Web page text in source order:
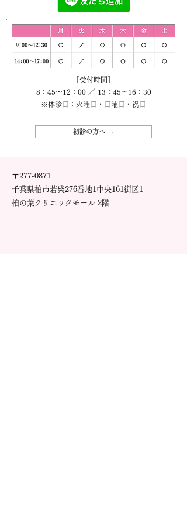
［受付時間］
8：45～12：00 ／ 13：45～16：30
※休診日：火曜日・日曜日・祝日
初診の方へ ›
〒277-0871
千葉県柏市若柴276番地1中央161街区1
柏の葉クリニックモール 2階